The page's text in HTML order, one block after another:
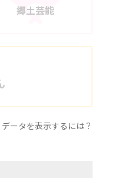
郷土芸能
ータを表示するには？